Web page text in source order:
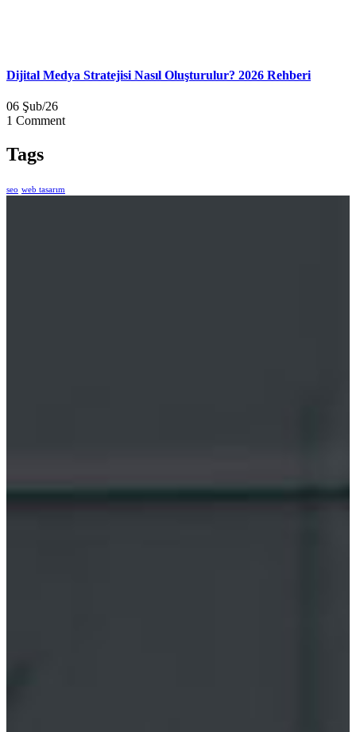
Dijital Medya Stratejisi Nasıl Oluşturulur? 2026 Rehberi
06 Şub/26
1 Comment
Tags
seo web tasarım